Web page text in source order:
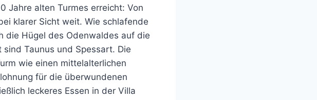
Jahre alten Turmes erreicht: Von
klarer Sicht weit. Wie schlafende
die Hügel des Odenwaldes auf die
Taunus und Spessart. Die
wie einen mittelalterlichen
für die überwundenen
leckeres Essen in der Villa